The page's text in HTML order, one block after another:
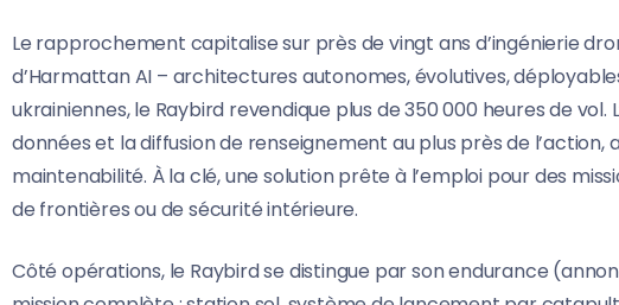
Le rapprochement capitalise sur près de vingt ans d’ingénierie
d’Harmattan AI – architectures autonomes, évolutives,
ukrainiennes, le Raybird revendique plus de 350 000 heures de
données et la diffusion de renseignement au plus près de
maintenabilité. À la clé, une solution prête à l’emploi pour des
de frontières ou de sécurité intérieure.
Côté opérations, le Raybird se distingue par son endurance